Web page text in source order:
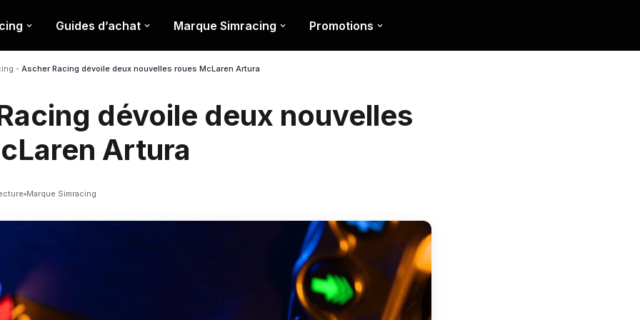
Guides d’achat Marque Simracing Promotions
- Ascher Racing dévoile deux nouvelles roues McLaren Artura
dévoile deux nouvelles
Artura
Marque Simracing